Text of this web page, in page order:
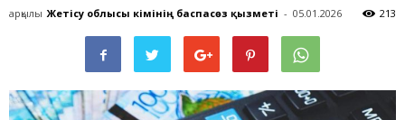
арқылы Жетісу облысы әкімінің баспасөз қызметі - 05.01.2026 213